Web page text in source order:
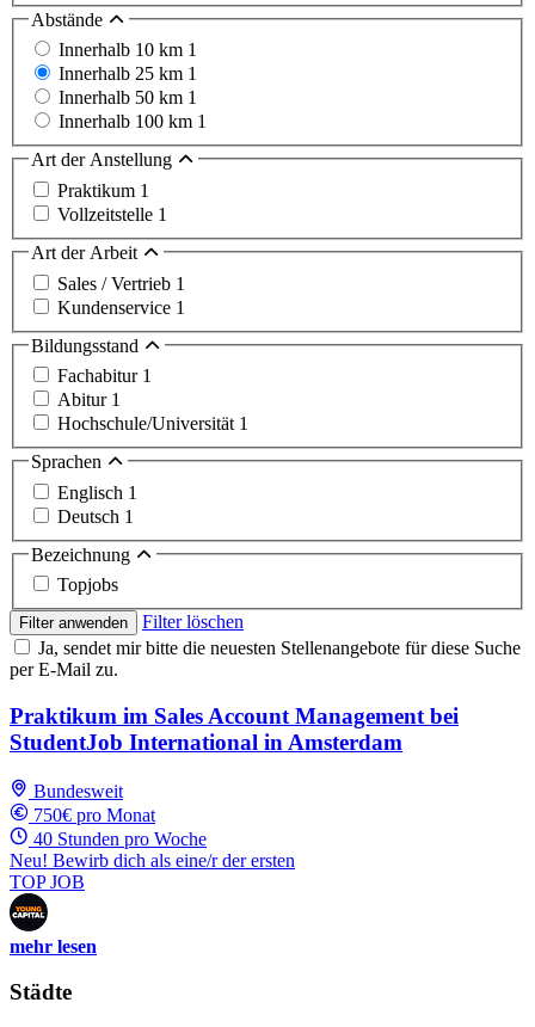
Abstände
Innerhalb 10 km 1
Innerhalb 25 km 1
Innerhalb 50 km 1
Innerhalb 100 km 1
Art der Anstellung
Praktikum 1
Vollzeitstelle 1
Art der Arbeit
Sales / Vertrieb 1
Kundenservice 1
Bildungsstand
Fachabitur 1
Abitur 1
Hochschule/Universität 1
Sprachen
Englisch 1
Deutsch 1
Bezeichnung
Topjobs
Filter anwenden
Filter löschen
Ja, sendet mir bitte die neuesten Stellenangebote für diese Suche
per E-Mail zu.
Praktikum im Sales Account Management bei
StudentJob International in Amsterdam
Bundesweit
750€ pro Monat
40 Stunden pro Woche
Neu! Bewirb dich als eine/r der ersten
TOP JOB
mehr lesen
Städte